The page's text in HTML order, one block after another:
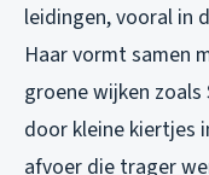
leidingen, vooral in
Haar vormt samen
groene wijken
door kleine kiertjes
afvoer die trager